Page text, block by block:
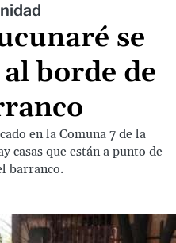
se
borde de
en la Comuna 7 de la
casas que están a punto de
barranco.